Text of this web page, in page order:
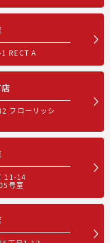
RECT A
フローリッシ
11-14
号室